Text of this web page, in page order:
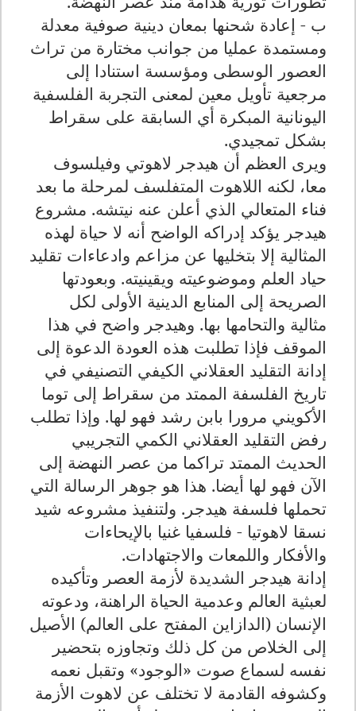
ب - إعادة شحنها بمعان دينية صوفية معدلة
ومستمدة عمليا من جوانب مختارة من تراث
العصور الوسطى ومؤسسة استنادا إلى
مرجعية تأويل معين لمعنى التجربة الفلسفية
اليونانية المبكرة أي السابقة على سقراط
بشكل تمجيدي.
ويرى العظم أن هيدجر لاهوتي وفيلسوف
معا، لكنه اللاهوت المتفلسف لمرحلة ما بعد
فناء المتعالي الذي أعلن عنه نيتشه. مشروع
هيدجر يؤكد إدراكه الواضح أنه لا حياة لهذه
المثالية إلا بتخليها عن مزاعم وادعاءات تقليد
حياد العلم وموضوعيته ويقينيته. وبعودتها
الصريحة إلى المنابع الدينية الأولى لكل
مثالية والتحامها بها. وهيدجر واضح في هذا
الموقف فإذا تطلبت هذه العودة الدعوة إلى
إدانة التقليد العقلاني الكيفي التصنيفي في
تاريخ الفلسفة الممتد من سقراط إلى توما
الأكويني مرورا بابن رشد فهو لها. وإذا تطلب
رفض التقليد العقلاني الكمي التجريبي
الحديث الممتد تراكما من عصر النهضة إلى
الآن فهو لها أيضا. هذا هو جوهر الرسالة التي
تحملها فلسفة هيدجر. ولتنفيذ مشروعه شيد
نسقا لاهوتيا - فلسفيا غنيا بالإيحاءات
والأفكار واللمعات والاجتهادات.
إدانة هيدجر الشديدة لأزمة العصر وتأكيده
لعبثية العالم وعدمية الحياة الراهنة، ودعوته
الإنسان (الدازاين المفتح على العالم) الأصيل
إلى الخلاص من كل ذلك وتجاوزه بتحضير
نفسه لسماع صوت «الوجود» وتقبل نعمه
وكشوفه القادمة لا تختلف عن لاهوت الأزمة